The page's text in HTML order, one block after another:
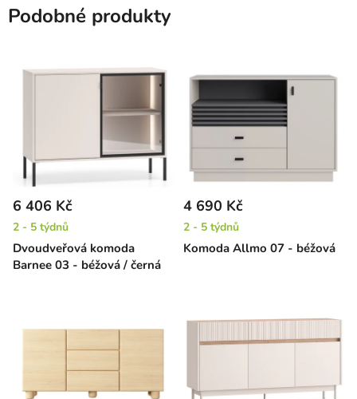
Podobné produkty
Dvoudveřová komoda
Barnee 03 - béžová / černá
6 406 Kč
2 - 5 týdnů
Komoda Allmo 07 - béžová
4 690 Kč
2 - 5 týdnů